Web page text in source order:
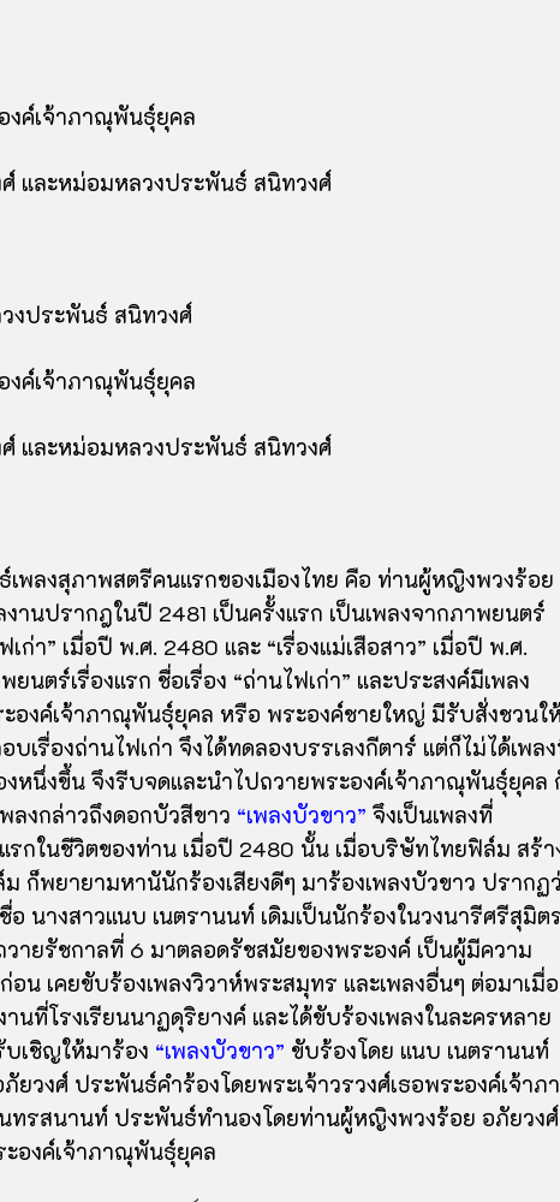
งค์เจ้าภาณุพันธุ์ยุคล
และหม่อมหลวงประพันธ์ สนิทวงศ์
งประพันธ์ สนิทวงศ์
งค์เจ้าภาณุพันธุ์ยุคล
และหม่อมหลวงประพันธ์ สนิทวงศ์
พลงสุภาพสตรีคนแรกของเมืองไทย คือ ท่านผู้หญิงพวงร้อย
านปรากฎในปี 2481 เป็นครั้งแรก เป็นเพลงจากภาพยนตร์
ก่า” เมื่อปี พ.ศ. 2480 และ “เรื่องแม่เสือสาว” เมื่อปี พ.ศ.
ตร์เรื่องแรก ชื่อเรื่อง “ถ่านไฟเก่า” และประสงค์มีเพลง
องค์เจ้าภาณุพันธุ์ยุคล หรือ พระองค์ชายใหญ่ มีรับสั่งชวนให้
เรื่องถ่านไฟเก่า จึงได้ทดลองบรรเลงกีตาร์ แต่ก็ไม่ได้เพล
หนึ่งขึ้น จึงรีบจดและนำไปถวายพระองค์เจ้าภาณุพันธ์ุยุคล
งกล่าวถึงดอกบัวสีขาว “เพลงบัวขาว” จึงเป็นเพลงที่
กในชีวิตของท่าน เมื่อปี 2480 นั้น เมื่อบริษัทไทยฟิล์ม สร้า
ม ก็พยายามหานันักร้องเสียงดีๆ มาร้องเพลงบัวขาว ปรากฏ
นางสาวแนบ เนตรานนท์ เดิมเป็นนักร้องในวงนารีศรีสุมิต
วายรัชกาลที่ 6 มาตลอดรัชสมัยของพระองค์ เป็นผู้มีความ
น เคยขับร้องเพลงวิวาห์พระสมุทร และเพลงอื่นๆ ต่อมาเมื่อ
นที่โรงเรียนนาฏดุริยางค์ และได้ขับร้องเพลงในละครหลาย
บเชิญให้มาร้อง “เพลงบัวขาว” ขับร้องโดย แนบ เนตรานนท์
วงศ์ ประพันธ์คำร้องโดยพระเจ้าวรวงศ์เธอพระองค์เจ้าภ
ทรสนานท์ ประพันธ์ทำนองโดยท่านผู้หญิงพวงร้อย อภัยวงศ์
ะองค์เจ้าภาณุพันธุ์ยุคล